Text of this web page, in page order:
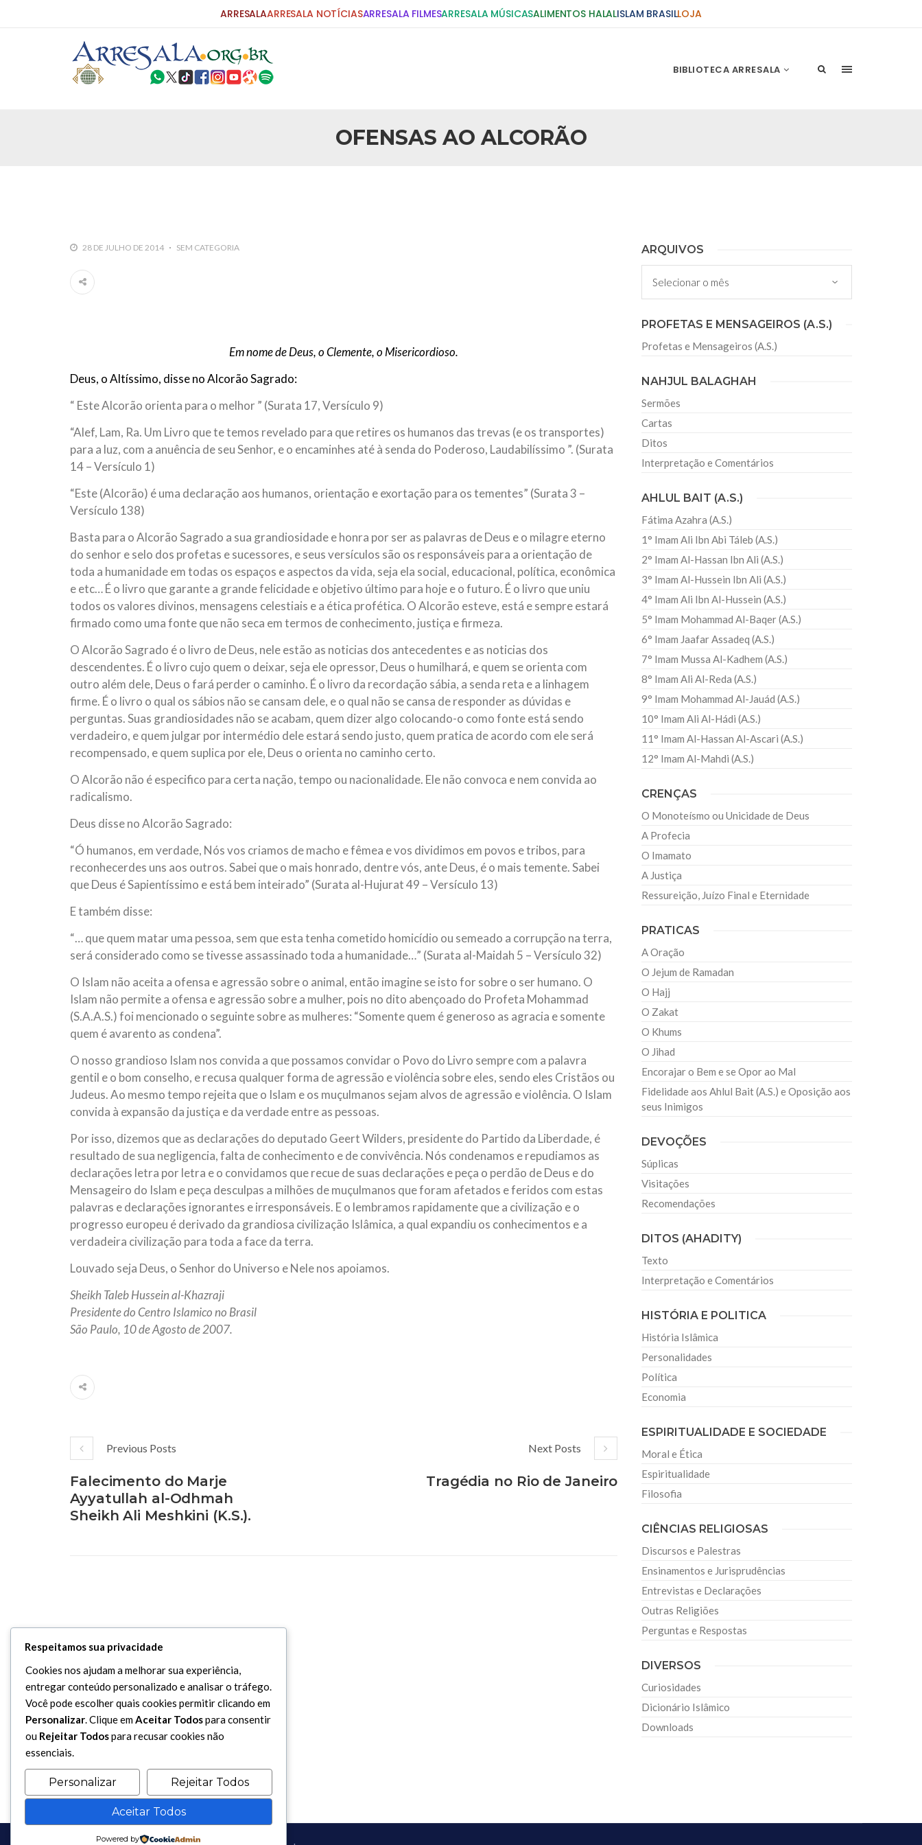
ARRESALAARRESALA NOTÍCIASARRESALA FILMESARRESALA MÚSICASALIMENTOS HALALISLAM BRASILLOJA
BIBLIOTECA ARRESALA
OFENSAS AO ALCORÃO
Carta do Bispo da Flórida ao Presidente Bush
25 DE SETEMBRO DE 2010
Necessárias Considerações Sobre o Conflito
As Sementes da Miséria e do Terror Ano Novo Islâmico e Início de Muharam
Hejrita. Desejamos a todos os irmãos e irmãs um novo
Em nome de Deus, o Clemente, o Misericordioso! Diante da data em que
relembramos o martírio do quarto Imam dos muçulmanos, o Imam Ali Ibn Al-
Centro Islâmico no Brasil recebe o ex-ministro das
Na noite da quinta-feira, 03 de Abril, o Centro Islâmico no Brasil recebeu em sua
sede, em São Paulo, o ex-ministro das Relações Exteriores da República Islâmica
do Irã, Sr. Kamal Kharrazi, que encontra-se visitando
28 DE JULHO DE 2014 SEM CATEGORIA
Em nome de Deus, o Clemente, o Misericordioso.
Deus, o Altíssimo, disse no Alcorão Sagrado:
“ Este Alcorão orienta para o melhor ” (Surata 17, Versículo 9)
“Alef, Lam, Ra. Um Livro que te temos revelado para que retires os humanos das trevas (e os transportes)
para a luz, com a anuência de seu Senhor, e o encaminhes até à senda do Poderoso, Laudabilíssimo ”. (Surata
14 – Versículo 1)
“Este (Alcorão) é uma declaração aos humanos, orientação e exortação para os tementes” (Surata 3 –
Versículo 138)
Basta para o Alcorão Sagrado a sua grandiosidade e honra por ser as palavras de Deus e o milagre eterno
do senhor e selo dos profetas e sucessores, e seus versículos são os responsáveis para a orientação de
toda a humanidade em todas os espaços e aspectos da vida, seja ela social, educacional, política, econômica
e etc… É o livro que garante a grande felicidade e objetivo último para hoje e o futuro. É o livro que uniu
todos os valores divinos, mensagens celestiais e a ética profética. O Alcorão esteve, está e sempre estará
firmado como uma fonte que não seca em termos de conhecimento, justiça e firmeza.
O Alcorão Sagrado é o livro de Deus, nele estão as noticias dos antecedentes e as noticias dos
descendentes. É o livro cujo quem o deixar, seja ele opressor, Deus o humilhará, e quem se orienta com
outro além dele, Deus o fará perder o caminho. É o livro da recordação sábia, a senda reta e a linhagem
firme. É o livro o qual os sábios não se cansam dele, e o qual não se cansa de responder as dúvidas e
perguntas. Suas grandiosidades não se acabam, quem dizer algo colocando-o como fonte está sendo
verdadeiro, e quem julgar por intermédio dele estará sendo justo, quem pratica de acordo com ele será
recompensado, e quem suplica por ele, Deus o orienta no caminho certo.
O Alcorão não é especifico para certa nação, tempo ou nacionalidade. Ele não convoca e nem convida ao
radicalismo.
Deus disse no Alcorão Sagrado:
“Ó humanos, em verdade, Nós vos criamos de macho e fêmea e vos dividimos em povos e tribos, para
reconhecerdes uns aos outros. Sabei que o mais honrado, dentre vós, ante Deus, é o mais temente. Sabei
que Deus é Sapientíssimo e está bem inteirado” (Surata al-Hujurat 49 – Versículo 13)
E também disse:
“… que quem matar uma pessoa, sem que esta tenha cometido homicídio ou semeado a corrupção na terra,
será considerado como se tivesse assassinado toda a humanidade…” (Surata al-Maidah 5 – Versículo 32)
O Islam não aceita a ofensa e agressão sobre o animal, então imagine se isto for sobre o ser humano. O
Islam não permite a ofensa e agressão sobre a mulher, pois no dito abençoado do Profeta Mohammad
(S.A.A.S.) foi mencionado o seguinte sobre as mulheres: “Somente quem é generoso as agracia e somente
quem é avarento as condena”.
O nosso grandioso Islam nos convida a que possamos convidar o Povo do Livro sempre com a palavra
gentil e o bom conselho, e recusa qualquer forma de agressão e violência sobre eles, sendo eles Cristãos ou
Judeus. Ao mesmo tempo rejeita que o Islam e os muçulmanos sejam alvos de agressão e violência. O Islam
convida à expansão da justiça e da verdade entre as pessoas.
Por isso, dizemos que as declarações do deputado Geert Wilders, presidente do Partido da Liberdade, é
resultado de sua negligencia, falta de conhecimento e de convivência. Nós condenamos e repudiamos as
declarações letra por letra e o convidamos que recue de suas declarações e peça o perdão de Deus e do
Mensageiro do Islam e peça desculpas a milhões de muçulmanos que foram afetados e feridos com estas
palavras e declarações ignorantes e irresponsáveis. E o lembramos rapidamente que a civilização e o
progresso europeu é derivado da grandiosa civilização Islâmica, a qual expandiu os conhecimentos e a
verdadeira civilização para toda a face da terra.
Louvado seja Deus, o Senhor do Universo e Nele nos apoiamos.
Sheikh Taleb Hussein al-Khazraji
Presidente do Centro Islamico no Brasil
São Paulo, 10 de Agosto de 2007.
Previous Posts
Falecimento do Marje
Ayyatullah al-Odhmah
Sheikh Ali Meshkini (K.S.).
Next Posts
Tragédia no Rio de Janeiro
ARQUIVOS
Arquivos
PROFETAS E MENSAGEIROS (A.S.)
Profetas e Mensageiros (A.S.)
NAHJUL BALAGHAH
Sermões
Cartas
Ditos
Interpretação e Comentários
AHLUL BAIT (A.S.)
Fátima Azahra (A.S.)
1° Imam Ali Ibn Abi Táleb (A.S.)
2° Imam Al-Hassan Ibn Ali (A.S.)
3° Imam Al-Hussein Ibn Ali (A.S.)
4° Imam Ali Ibn Al-Hussein (A.S.)
5° Imam Mohammad Al-Baqer (A.S.)
6° Imam Jaafar Assadeq (A.S.)
7° Imam Mussa Al-Kadhem (A.S.)
8° Imam Ali Al-Reda (A.S.)
9° Imam Mohammad Al-Jauád (A.S.)
10° Imam Ali Al-Hádi (A.S.)
11° Imam Al-Hassan Al-Ascari (A.S.)
12° Imam Al-Mahdi (A.S.)
CRENÇAS
O Monoteísmo ou Unicidade de Deus
A Profecia
O Imamato
A Justiça
Ressureição, Juízo Final e Eternidade
PRATICAS
A Oração
O Jejum de Ramadan
O Hajj
O Zakat
O Khums
O Jihad
Encorajar o Bem e se Opor ao Mal
Fidelidade aos Ahlul Bait (A.S.) e Oposição aos
seus Inimigos
DEVOÇÕES
Súplicas
Visitações
Recomendações
DITOS (AHADITY)
Texto
Interpretação e Comentários
HISTÓRIA E POLITICA
História Islâmica
Personalidades
Política
Economia
ESPIRITUALIDADE E SOCIEDADE
Moral e Ética
Espiritualidade
Filosofia
CIÊNCIAS RELIGIOSAS
Discursos e Palestras
Ensinamentos e Jurisprudências
Entrevistas e Declarações
Outras Religiões
Perguntas e Respostas
DIVERSOS
Curiosidades
Dicionário Islâmico
Downloads
Respeitamos sua privacidade
Cookies nos ajudam a melhorar sua experiência,
entregar conteúdo personalizado e analisar o tráfego.
Você pode escolher quais cookies permitir clicando em
Personalizar. Clique emAceitar Todospara consentir
ou Rejeitar Todospara recusar cookies não
essenciais.
Personalizar Rejeitar Todos
Aceitar Todos
Powered by